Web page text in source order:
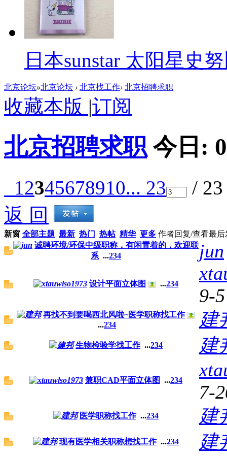
日本sunstar 太阳星史
北京论坛»北京论坛 › 北京找工作› 北京招聘求职
收藏本版 |订阅
北京招聘求职 今日: 0
12345678910... 23
/
返 回
新窗 全部主题 最新 热门 热帖 精华 更多 作者回复/查看最后
诚聘环境/环保中级职称，有闲置着的，欢迎联
系 ...234 jun
设计平面立体图 ...234
9-5
再找不到要喝西北风啦~医学职称找工作
...234 建
生物检验学找工作 ...234 建
兼职CAD平面立体图 ...234
7-
医学职称找工作 ...234 建
现有医学相关职称想找工作 ...234 建